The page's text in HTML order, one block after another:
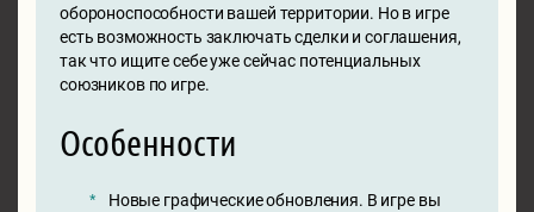
обороноспособности вашей территории. Но в игре
есть возможность заключать сделки и соглашения,
так что ищите себе уже сейчас потенциальных
союзников по игре.
Особенности
Новые графические обновления. В игре вы